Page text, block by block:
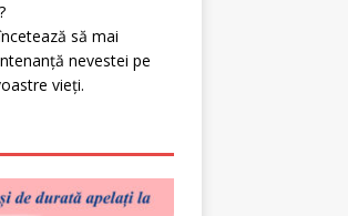
să mai
nevestei pe
vieți.